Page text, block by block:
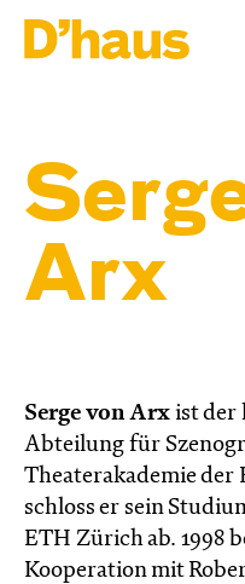
Arx
Serge von Arx ist der
Abteilung für
Theaterakademie der
schloss er sein
ETH Zürich ab. 1998
Kooperation mit